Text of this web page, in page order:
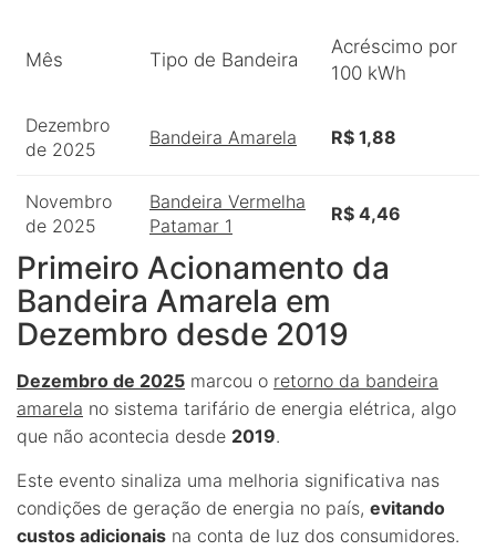
Mês Tipo de Bandeira
Acréscimo por
100 kWh
Dezembro
de 2025
Bandeira Amarela R$ 1,88
Novembro
de 2025
Bandeira Vermelha
Patamar 1
R$ 4,46
Primeiro Acionamento da
Bandeira Amarela em
Dezembro desde 2019
Dezembro de 2025 marcou o retorno da bandeira
amarela no sistema tarifário de energia elétrica, algo
que não acontecia desde 2019.
Este evento sinaliza uma melhoria significativa nas
condições de geração de energia no país, evitando
custos adicionais na conta de luz dos consumidores.